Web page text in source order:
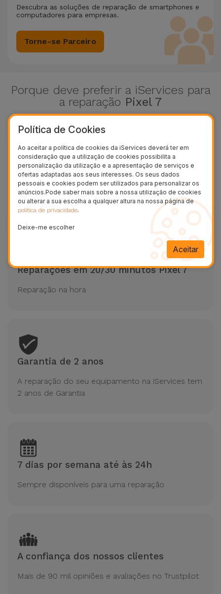
Descubra as soluções de reparação de smartphones e
computadores para empresas.
Torne-se Parceiro
Porque deve preferir a iServices para
a reparação Pixel 7
Somos especialistas a reparar equipamentos Pixel 7
Diagnóstico gratuito Pixel 7
Avaliação grátis sem marcação
Reparações em 20/30 minutos Pixel 7
Reparação na hora
Garantia de 2 anos
A reparação do seu equipamento na iServices tem
2 anos de Garantia
7 dias por semana até às 24h
Sempre disponíveis para uma reparação
A confiança dos nossos clientes
Mais de 90 mil opiniões e avaliações no Trustpilot
Política de Cookies
Ao aceitar a política de cookies da iServices deverá ter em
consideração que a utilização de cookies possibilita a
personalização da utilização e a apresentação de serviços e
ofertas adaptadas aos seus interesses. Os seus dados
pessoais e cookies podem ser utilizados para personalizar os
anúncios.Pode saber mais sobre a nossa utilização de cookies
ou alterar a sua escolha a qualquer altura na nossa página de
política de privacidade.
Deixe-me escolher
Aceitar